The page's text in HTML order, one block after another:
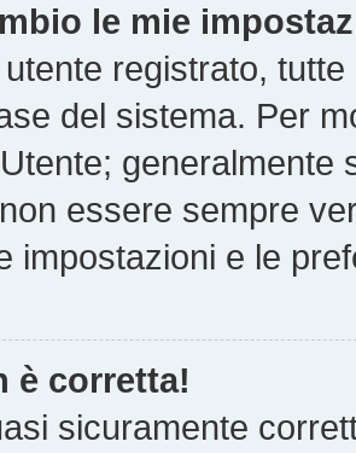
le mie
registrato,
del sistema. Per
generalmente
essere sempre
impostazioni e le
è corretta!
sicuramente